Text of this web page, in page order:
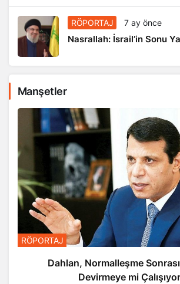
RÖPORTAJ 7 ay önce
Nasrallah: İsrail’in Sonu
Manşetler
RÖPORTAJ
Dahlan, Normalleşme Sonrası
Devirmeye mi